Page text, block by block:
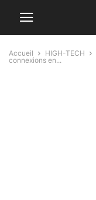
Accueil HIGH-TECH
connexions en...